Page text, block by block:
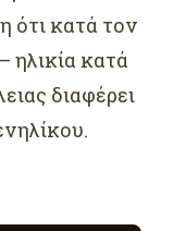
ότι κατά τον
ηλικία κατά
διαφέρει